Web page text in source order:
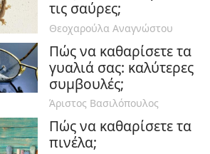
τις σαύρες;
Θεοχαρούλα Αναγνώστου
Πώς να καθαρίσετε τα
γυαλιά σας: καλύτερες
συμβουλές;
Άριστος Βασιλόπουλος
Πώς να καθαρίσετε τα
πινέλα;